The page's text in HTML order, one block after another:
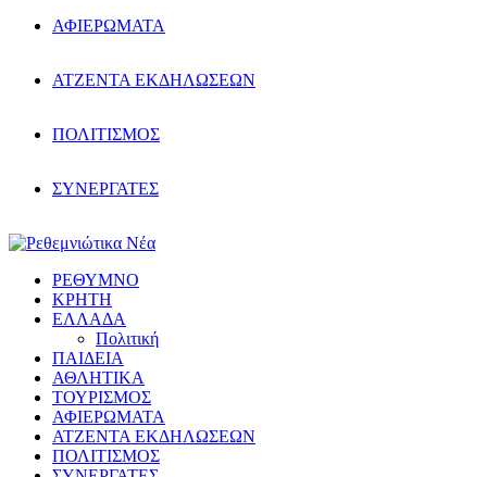
ΑΦΙΕΡΩΜΑΤΑ
ΑΤΖΕΝΤΑ ΕΚΔΗΛΩΣΕΩΝ
ΠΟΛΙΤΙΣΜΟΣ
ΣΥΝΕΡΓΑΤΕΣ
ΡΕΘΥΜΝΟ
ΚΡΗΤΗ
ΕΛΛΑΔΑ
Πολιτική
ΠΑΙΔΕΙΑ
ΑΘΛΗΤΙΚΑ
ΤΟΥΡΙΣΜΟΣ
ΑΦΙΕΡΩΜΑΤΑ
ΑΤΖΕΝΤΑ ΕΚΔΗΛΩΣΕΩΝ
ΠΟΛΙΤΙΣΜΟΣ